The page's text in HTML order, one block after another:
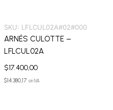
SKU: LFLCUL02A#02#000
ARNÉS CULOTTE –
LFLCUL02A
$17.400,00
$14.380,17 sin IVA